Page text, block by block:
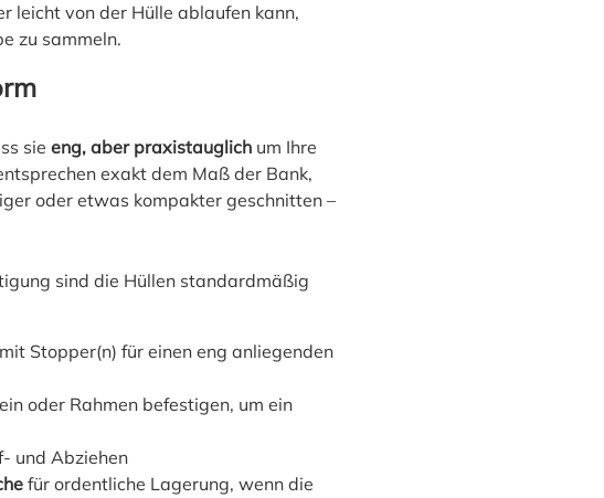
leicht von der Hülle ablaufen kann,
zu sammeln.
sie eng, aber praxistauglich um Ihre
exakt dem Maß der Bank,
oder etwas kompakter geschnitten –
sind die Hüllen standardmäßig
mit Stopper(n) für einen eng anliegenden
oder Rahmen befestigen, um ein
und Abziehen
für ordentliche Lagerung, wenn die